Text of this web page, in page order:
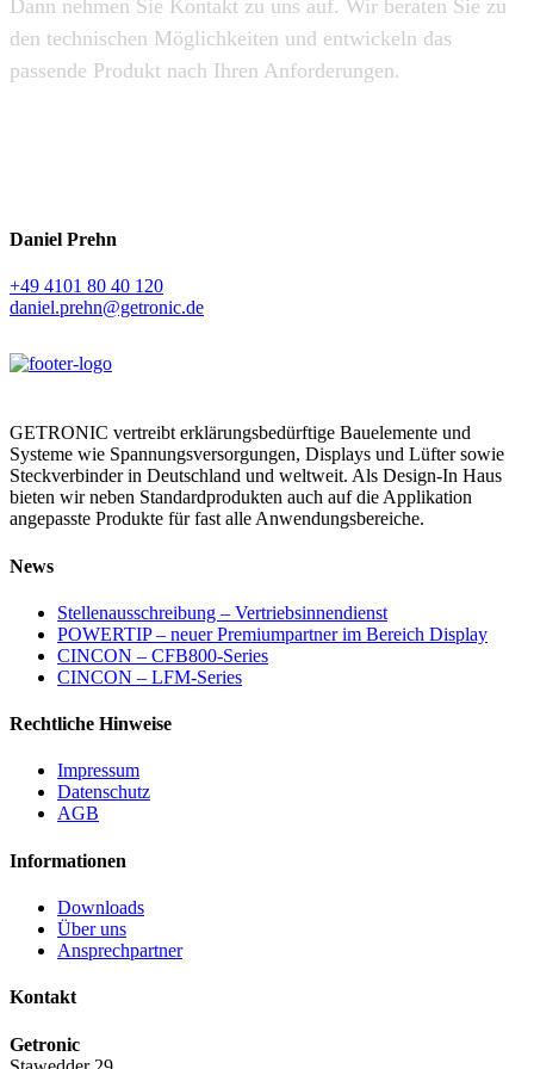
Dann nehmen Sie Kontakt zu uns auf. Wir beraten Sie zu
den technischen Möglichkeiten und entwickeln das
passende Produkt nach Ihren Anforderungen.
Daniel Prehn
+49 4101 80 40 120
daniel.prehn@getronic.de
GETRONIC vertreibt erklärungs­bedürftige Bauelemente und
Systeme wie Spannungs­versorgungen, Displays und Lüfter sowie
Steckverbinder in Deutschland und weltweit. Als Design-In Haus
bieten wir neben Standard­produkten auch auf die Applikation
angepasste Produkte für fast alle Anwendungs­bereiche.
News
Stellenausschreibung – Vertriebsinnendienst
POWERTIP – neuer Premiumpartner im Bereich Display
CINCON – CFB800-Series
CINCON – LFM-Series
Rechtliche Hinweise
Impressum
Datenschutz
AGB
Informationen
Downloads
Über uns
Ansprechpartner
Kontakt
Getronic